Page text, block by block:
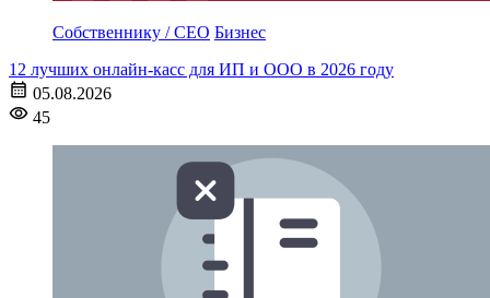
Собственнику / CEO Бизнес
12 лучших онлайн-касс для ИП и ООО в 2026 году
05.08.2026
45